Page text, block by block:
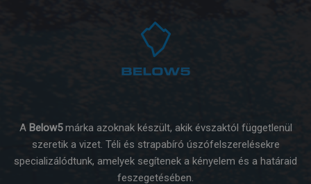
A Below5márka azoknak készült, akik évszaktól függetlenül
szeretik a vizet. Téli és strapabíró úszófelszerelésekre
specializálódtunk, amelyek segítenek a kényelem és a határaid
feszegetésében.